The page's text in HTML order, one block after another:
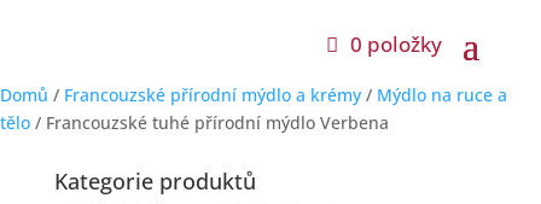
0 položky
Domů / Francouzské přírodní mýdlo a krémy / Mýdlo na ruce a
tělo / Francouzské tuhé přírodní mýdlo Verbena
Kategorie produktů